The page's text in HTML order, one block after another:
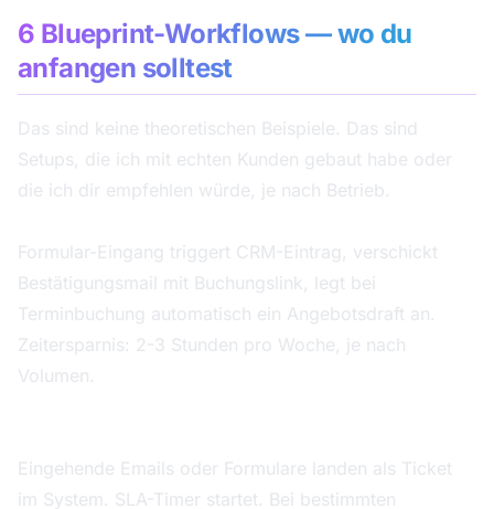
6 Blueprint-Workflows — wo du
anfangen solltest
Das sind keine theoretischen Beispiele. Das sind
Setups, die ich mit echten Kunden gebaut habe oder
die ich dir empfehlen würde, je nach Betrieb.
Formular-Eingang triggert CRM-Eintrag, verschickt
Bestätigungsmail mit Buchungslink, legt bei
Terminbuchung automatisch ein Angebotsdraft an.
Zeitersparnis: 2-3 Stunden pro Woche, je nach
Volumen.
Eingehende Emails oder Formulare landen als Ticket
im System. SLA-Timer startet. Bei bestimmten